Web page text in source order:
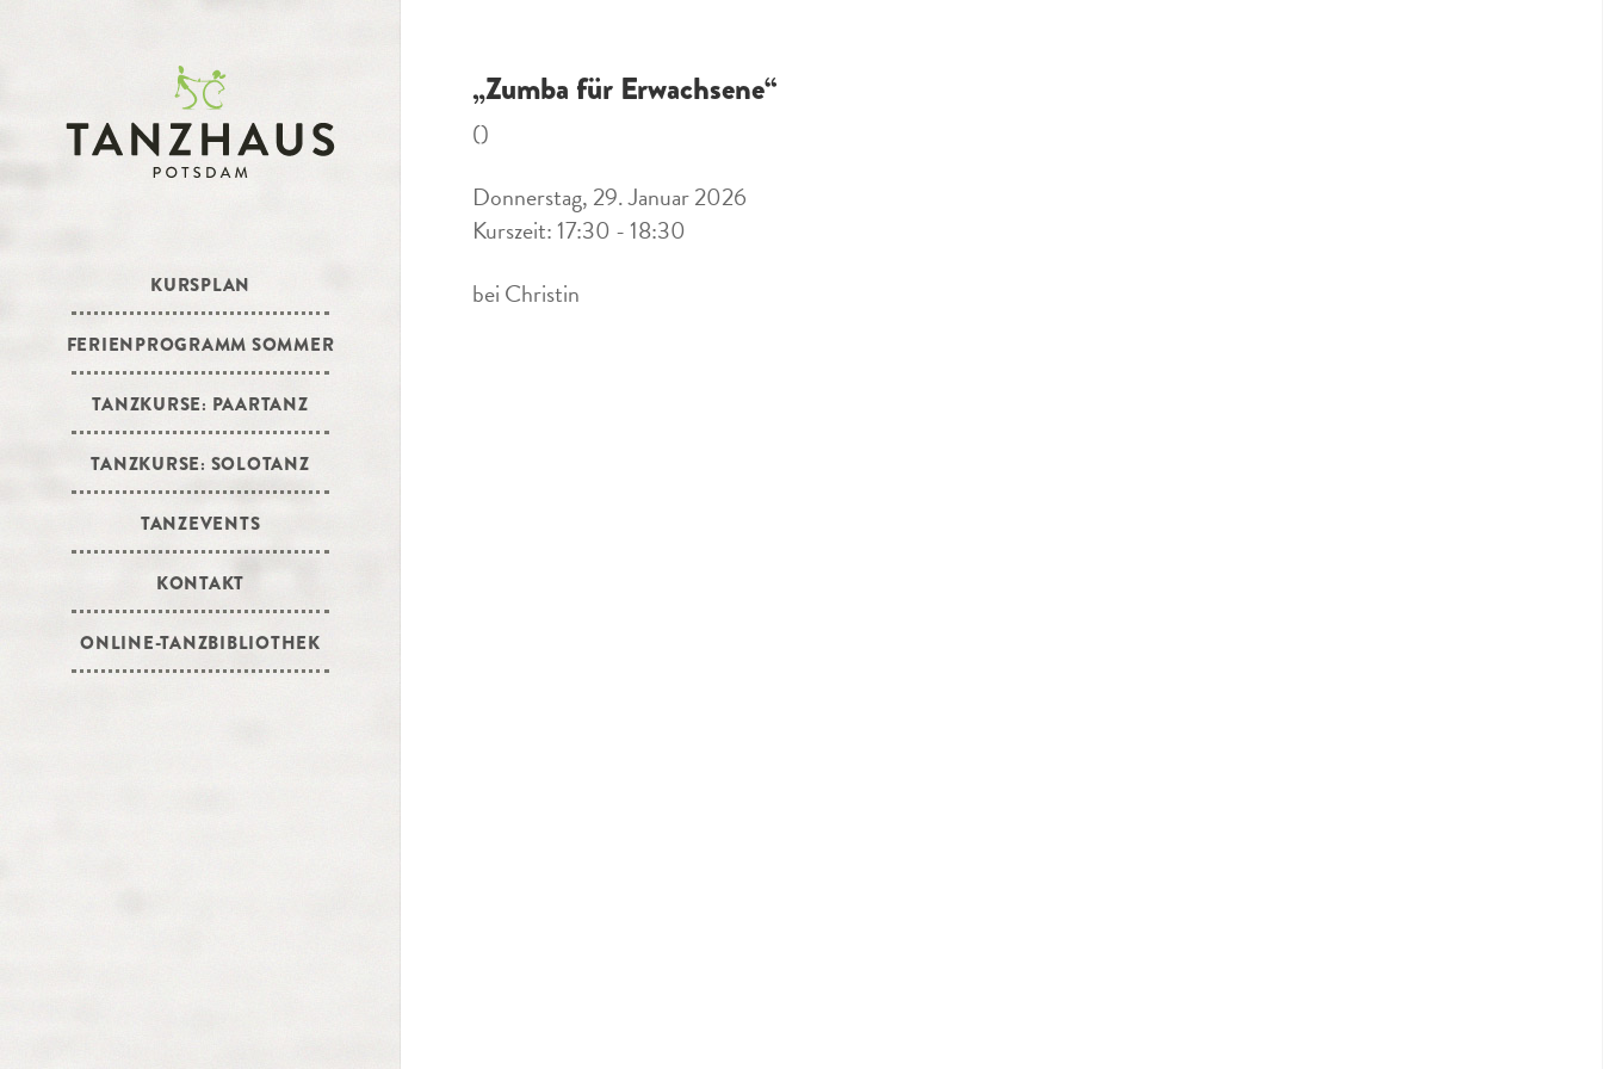
KURSPLAN
FERIENPROGRAMM SOMMER
TANZKURSE: PAARTANZ
TANZKURSE: SOLOTANZ
TANZEVENTS
KONTAKT
ONLINE-TANZBIBLIOTHEK
„Zumba für Erwachsene“
()
Donnerstag, 29. Januar 2026
Kurszeit: 17:30 - 18:30
bei Christin